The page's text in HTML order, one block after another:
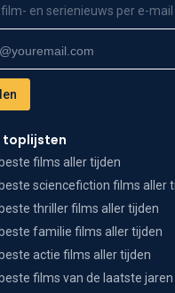
en serienieuws per e-
toplijsten
films aller tijden
sciencefiction films aller
thriller films aller tijden
familie films aller tijden
actie films aller tijden
films van de laatste jaren